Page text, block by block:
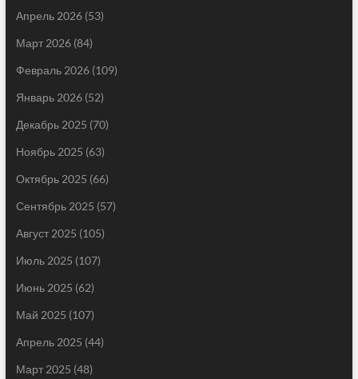
Апрель 2026(53)
Март 2026(84)
Февраль 2026(109)
Январь 2026(52)
Декабрь 2025 (70)
Ноябрь 2025 (63)
Октябрь 2025 (66)
Сентябрь 2025 (57)
Август 2025 (105)
Июль 2025 (107)
Июнь 2025 (62)
Май 2025 (107)
Апрель 2025 (44)
Март 2025 (48)